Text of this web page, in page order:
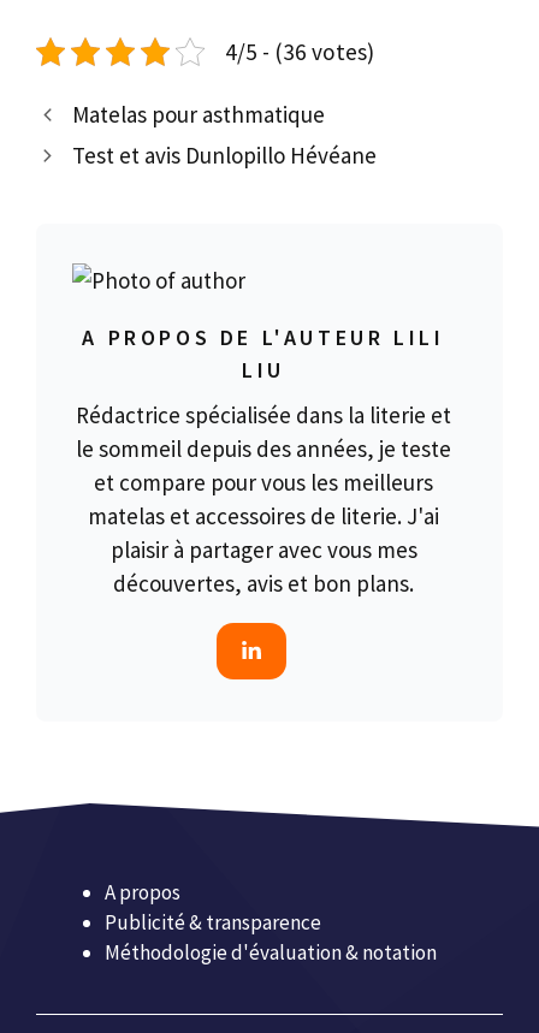
4/5 - (36 votes)
Matelas pour asthmatique
Test et avis Dunlopillo Hévéane
A PROPOS DE L'AUTEUR LILI
LIU
Rédactrice spécialisée dans la literie et
le sommeil depuis des années, je teste
et compare pour vous les meilleurs
matelas et accessoires de literie. J'ai
plaisir à partager avec vous mes
découvertes, avis et bon plans.
A propos
Publicité & transparence
Méthodologie d'évaluation & notation